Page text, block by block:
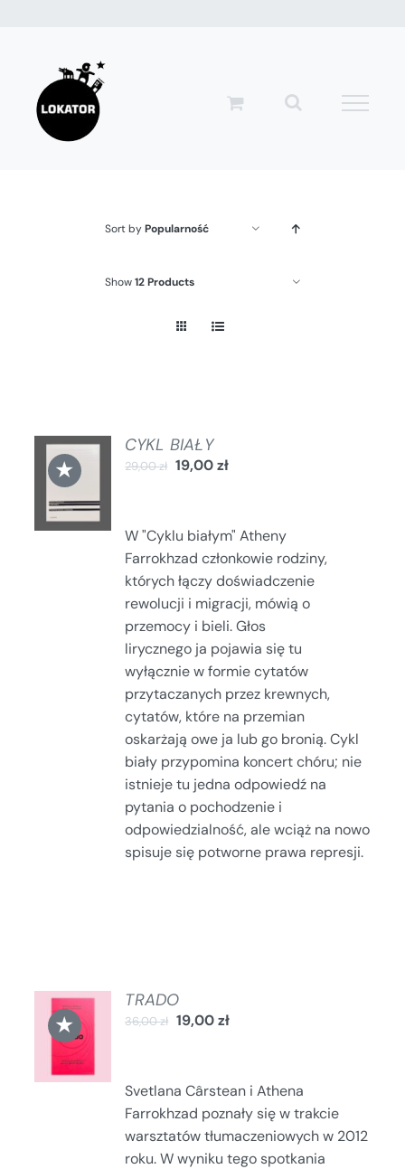
zawartości
Sort byPopularność
Show12 Products
★
DODAJ
DO
KOSZYKA
/
SZCZEGÓŁY
CYKL BIAŁY
29,00zł 19,00zł
W "Cyklu białym" Atheny
Farrokhzad członkowie rodziny,
których łączy doświadczenie
rewolucji i migracji, mówią o
przemocy i bieli. Głos
lirycznego ja pojawia się tu
wyłącznie w formie cytatów
przytaczanych przez krewnych,
cytatów, które na przemian
oskarżają owe ja lub go bronią. Cykl
biały przypomina koncert chóru; nie
istnieje tu jedna odpowiedź na
pytania o pochodzenie i
odpowiedzialność, ale wciąż na nowo
spisuje się potworne prawa represji.
★
DODAJ
DO
KOSZYKA
/
SZCZEGÓŁY
TRADO
36,00zł 19,00zł
Svetlana Cârstean i Athena
Farrokhzad poznały się w trakcie
warsztatów tłumaczeniowych w 2012
roku. W wyniku tego spotkania